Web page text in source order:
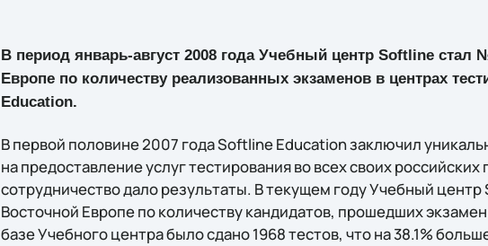
В период январь-август 2008 года Учебный центр Softline
Европе по количеству реализованных экзаменов в центрах
Education.
В первой половине 2007 года Softline Education заключил
на предоставление услуг тестирования во всех своих
сотрудничество дало результаты. В текущем году Учебный
Восточной Европе по количеству кандидатов, прошедших
базе Учебного центра было сдано 1968 тестов, что на 38.1%